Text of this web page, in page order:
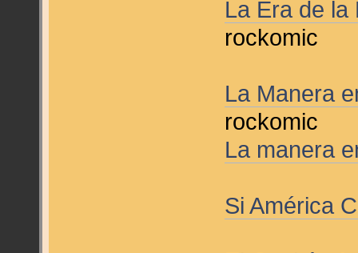
La Era de la
rockomic
La Manera
rockomic
La manera
Si América